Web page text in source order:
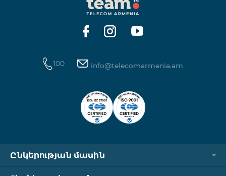
100 info@telecomarmenia.am
Ընկերության մասին